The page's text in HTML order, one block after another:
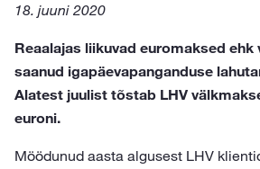
18. juuni 2020
Reaalajas liikuvad euromaksed ehk
saanud igapäevapanganduse
Alatest juulist tõstab LHV
euroni.
Möödunud aasta algusest LHV